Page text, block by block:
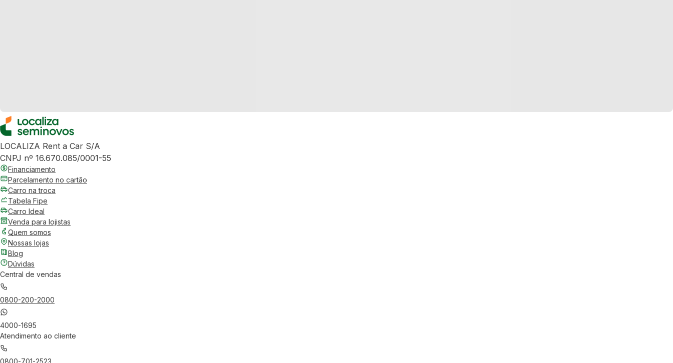
LOCALIZA Rent a Car S/A
CNPJ nº 16.670.085/0001-55
Financiamento
Parcelamento no cartão
Carro na troca
Tabela Fipe
Carro Ideal
Venda para lojistas
Quem somos
Nossas lojas
Blog
Dúvidas
Central de vendas
0800-200-2000
4000-1695
Atendimento ao cliente
0800-701-2523